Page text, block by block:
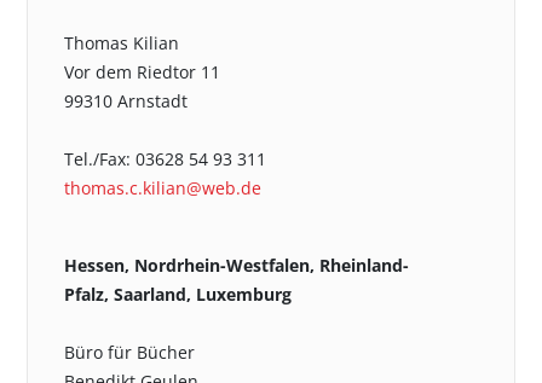
Thomas Kilian
Vor dem Riedtor 11
99310 Arnstadt
Tel./Fax: 03628 54 93 311
thomas.c.kilian@web.de
Hessen, Nordrhein-Westfalen, Rheinland-
Pfalz, Saarland, Luxemburg
Büro für Bücher